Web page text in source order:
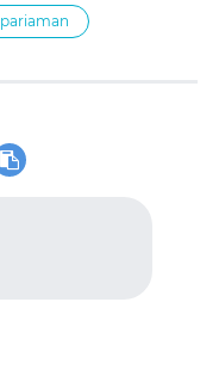
pariaman